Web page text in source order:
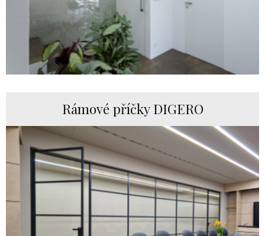
Rámové příčky DIGERO